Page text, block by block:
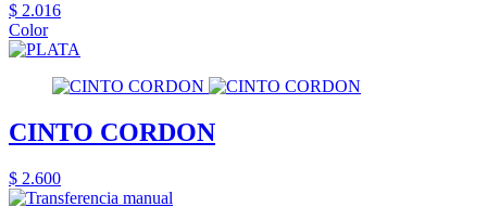
$ 2.016
Color
CINTO CORDON
$ 2.600